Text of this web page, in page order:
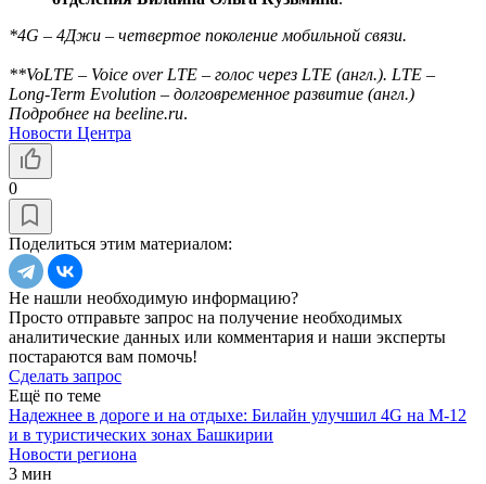
*4G – 4Джи – четвертое поколение мобильной связи.
**VoLTE – Voice over LTE – голос через LTE (англ.). LTE –
Long-Term Evolution – долговременное развитие (англ.)
Подробнее на beeline.ru.
Новости Центра
0
Поделиться этим материалом:
Не нашли необходимую информацию?
Просто отправьте запрос на получение необходимых
аналитические данных или комментария и наши эксперты
постараются вам помочь!
Сделать запрос
Ещё по теме
Надежнее в дороге и на отдыхе: Билайн улучшил 4G на М-12
и в туристических зонах Башкирии
Новости региона
3 мин